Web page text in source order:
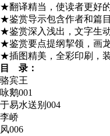
★翻译精当，使读者更
★鉴赏导示包含作者和篇
★鉴赏深入浅出，文字生
★鉴赏要点提纲挈领，画
★插图精美，全彩印刷，
目 录：
骆宾王
咏鹅001
于易水送别 004
李峤
风006